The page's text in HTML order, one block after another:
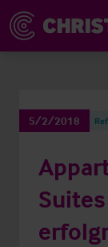
5/2/2018